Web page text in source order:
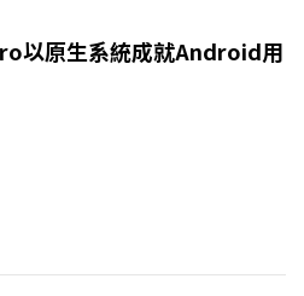
以原生系統成就Android用